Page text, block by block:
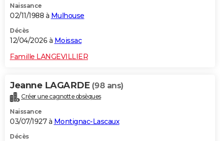
Naissance
02/11/1988 à Mulhouse
Décès
12/04/2026 à Moissac
Famille LANGEVILLIER
Jeanne LAGARDE (98 ans)
Créer une cagnotte obsèques
Naissance
03/07/1927 à Montignac-Lascaux
Décès